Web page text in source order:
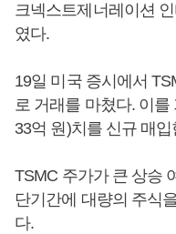
크넥스트제너레이션
였다.
19일 미국 증시에서
로 거래를 마쳤다. 이
33억 원)치를 신규 매
TSMC 주가가 큰 상승
단기간에 대량의 주식
다.